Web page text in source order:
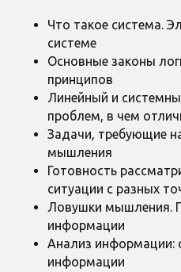
Что такое система.
системе
Основные законы
принципов
Линейный и
проблем, в чем
Задачи, требующие
мышления
Готовность
ситуации с разных
Ловушки мышления.
информации
Анализ информации:
информации